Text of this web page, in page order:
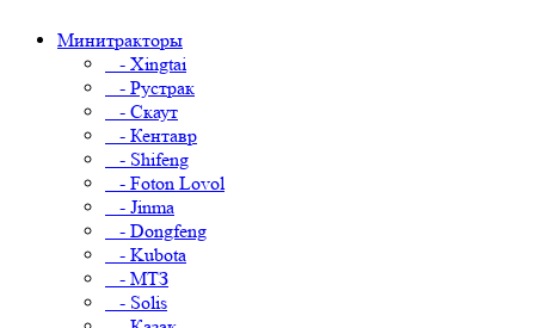
Минитракторы
- Xingtai
- Рустрак
- Скаут
- Кентавр
- Shifeng
- Foton Lovol
- Jinma
- Dongfeng
- Kubota
- МТЗ
- Solis